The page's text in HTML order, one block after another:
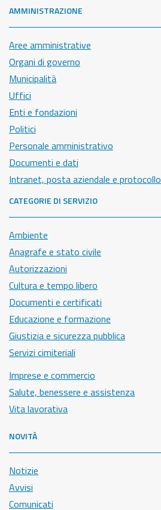
AMMINISTRAZIONE
Aree amministrative
Organi di governo
Municipalità
Uffici
Enti e fondazioni
Politici
Personale amministrativo
Documenti e dati
Intranet, posta aziendale e protocollo
CATEGORIE DI SERVIZIO
Ambiente
Anagrafe e stato civile
Autorizzazioni
Cultura e tempo libero
Documenti e certificati
Educazione e formazione
Giustizia e sicurezza pubblica
Servizi cimiteriali
Imprese e commercio
Salute, benessere e assistenza
Vita lavorativa
NOVITÀ
Notizie
Avvisi
Comunicati